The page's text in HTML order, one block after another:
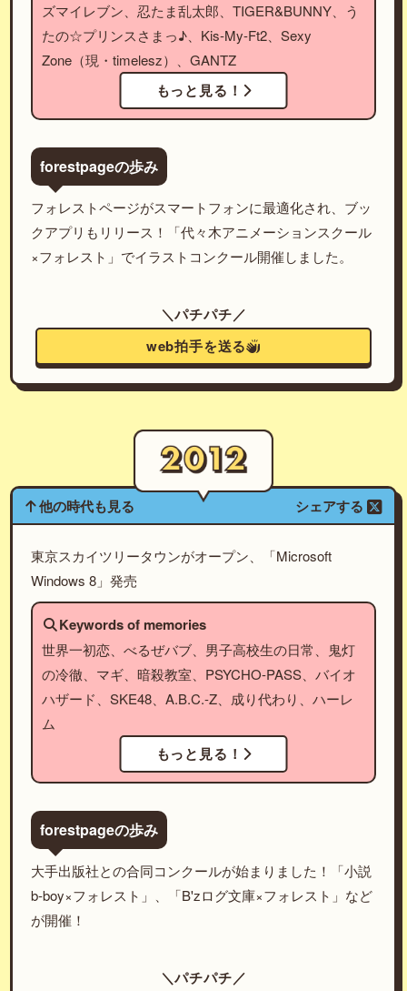
ズマイレブン、忍たま乱太郎、TIGER&BUNNY、う
たの☆プリンスさまっ♪、Kis-My-Ft2、Sexy
Zone（現・timelesz）、GANTZ
もっと見る！
forestpageの歩み
フォレストページがスマートフォンに最適化され、ブッ
クアプリもリリース！「代々木アニメーションスクール
×フォレスト」でイラストコンクール開催しました。
＼パチパチ／
web拍手を送る
他の時代も見る シェアする
東京スカイツリータウンがオープン、「Microsoft
Windows 8」発売
Keywords of memories
世界一初恋、べるぜバブ、男子高校生の日常、鬼灯
の冷徹、マギ、暗殺教室、PSYCHO-PASS、バイオ
ハザード、SKE48、A.B.C.-Z、成り代わり、ハーレ
ム
もっと見る！
forestpageの歩み
大手出版社との合同コンクールが始まりました！「小説
b-boy×フォレスト」、「B'zログ文庫×フォレスト」など
が開催！
＼パチパチ／